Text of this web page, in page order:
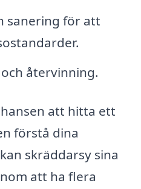
sanering för att
återvinning.
att hitta ett
förstå dina
skräddarsy sina
att ha flera